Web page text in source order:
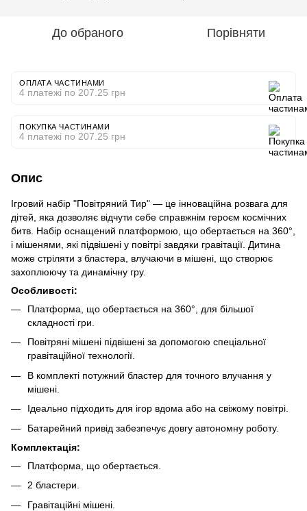
До обраного Порівняти
ОПЛАТА ЧАСТИНАМИ
4 платежі по 207.25 грн
ПОКУПКА ЧАСТИНАМИ
4 платежі по 207.25 грн
Опис
Ігровий набір "Повітряний Тир" — це інноваційна розвага для
дітей, яка дозволяє відчути себе справжнім героєм космічних
битв. Набір оснащений платформою, що обертається на 360°,
і мішенями, які підвішені у повітрі завдяки гравітації. Дитина
може стріляти з бластера, влучаючи в мішені, що створює
захоплюючу та динамічну гру.
Особливості:
Платформа, що обертається на 360°, для більшої
складності гри.
Повітряні мішені підвішені за допомогою спеціальної
гравітаційної технології.
В комплекті потужний бластер для точного влучання у
мішені.
Ідеально підходить для ігор вдома або на свіжому повітрі.
Батарейний привід забезпечує довгу автономну роботу.
Комплектація:
Платформа, що обертається.
2 бластери.
Гравітаційні мішені.